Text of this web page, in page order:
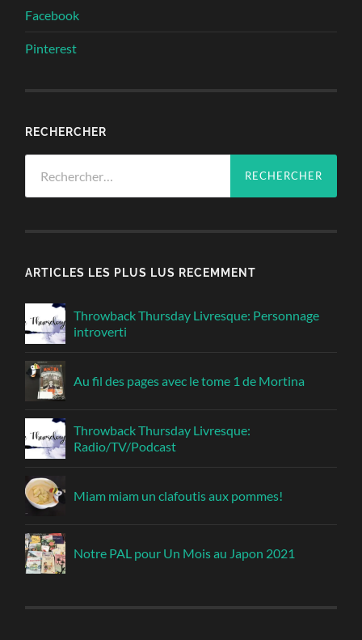
Facebook
Pinterest
RECHERCHER
ARTICLES LES PLUS LUS RECEMMENT
Throwback Thursday Livresque: Personnage
introverti
Au fil des pages avec le tome 1 de Mortina
Throwback Thursday Livresque:
Radio/TV/Podcast
Miam miam un clafoutis aux pommes!
Notre PAL pour Un Mois au Japon 2021